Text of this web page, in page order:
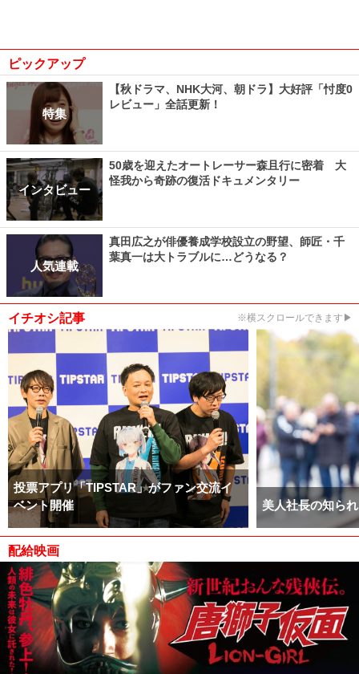
ピックアップ
特集
【秋ドラマ、NHK大河、朝ドラ】大好評「忖度0
レビュー」全話更新！
インタビュー
50歳を迎えたオートレーサー森且行に密着 大
怪我から奇跡の復活ドキュメンタリー
人気連載
真田広之が俳優養成学校設立の野望、師匠・千
葉真一は大トラブルに…どうなる？
イチオシ記事 ※横スクロールできます▶
投票アプリ「TIPSTAR」がファン交流イ
ベント開催
美人社長の知ら
配給映画